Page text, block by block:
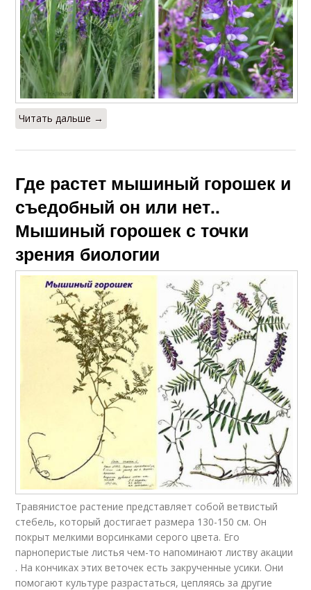
Читать дальше →
Где растет мышиный горошек и
съедобный он или нет..
Мышиный горошек с точки
зрения биологии
Травянистое растение представляет собой ветвистый
стебель, который достигает размера 130-150 см. Он
покрыт мелкими ворсинками серого цвета. Его
парноперистые листья чем-то напоминают листву акации
. На кончиках этих веточек есть закрученные усики. Они
помогают культуре разрастаться, цепляясь за другие